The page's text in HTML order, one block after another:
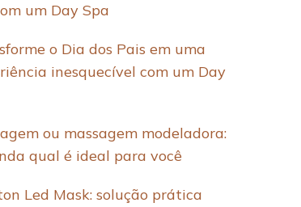
um Day Spa
o Dia dos Pais em uma
inesquecível com um Day
ou massagem modeladora:
qual é ideal para você
Led Mask: solução prática